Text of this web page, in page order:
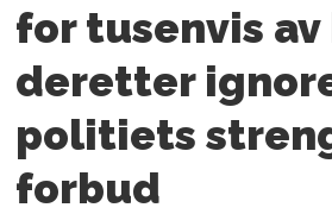
for tusenvis av
deretter
politiets
forbud